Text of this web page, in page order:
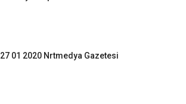
27 01 2020 Nrtmedya Gazetesi